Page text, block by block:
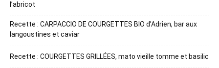
l’abricot
Recette : CARPACCIO DE COURGETTES BIO d’Adrien, bar aux
langoustines et caviar
Recette : COURGETTES GRILLÉES, mato vieille tomme et basilic